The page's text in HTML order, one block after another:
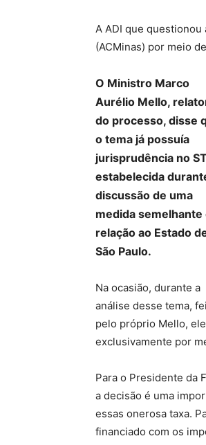
A ADI que questionou
(ACMinas) por meio
O Ministro Marco
Aurélio Mello,
do processo, disse
o tema já possuía
jurisprudência no
estabelecida
discussão de uma
medida semelhante
relação ao Estado
São Paulo.
Na ocasião, durante a
análise desse tema,
pelo próprio Mello,
exclusivamente por
Para o Presidente da
a decisão é uma
essas onerosa taxa.
financiado com os